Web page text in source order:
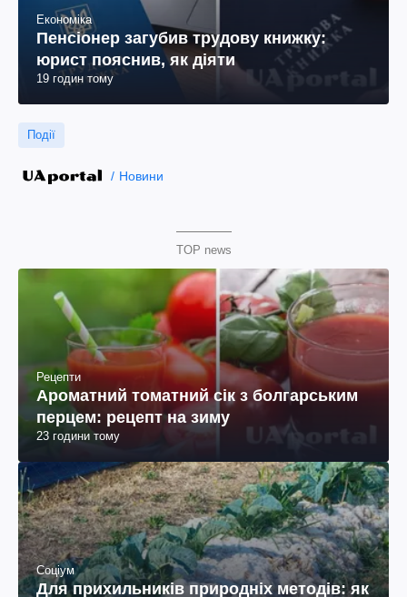
Економіка
Пенсіонер загубив трудову книжку:
юрист пояснив, як діяти
19 годин тому
Події
Новини
TOP news
Рецепти
Ароматний томатний сік з болгарським
перцем: рецепт на зиму
23 години тому
Соціум
Для прихильників природніх методів: як